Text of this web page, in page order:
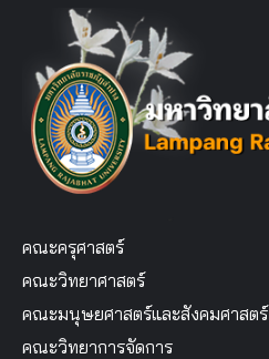
คณะครุศาสตร์
คณะวิทยาศาสตร์
คณะมนุษยศาสตร์และสังคมศาสตร์
คณะวิทยาการจัดการ